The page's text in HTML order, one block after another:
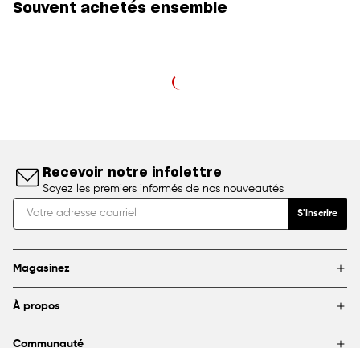
Souvent achetés ensemble
Recevoir notre infolettre
Soyez les premiers informés de nos nouveautés
S'inscrire
Magasinez
Marques
Blogue
À propos
Magasins
Communauté